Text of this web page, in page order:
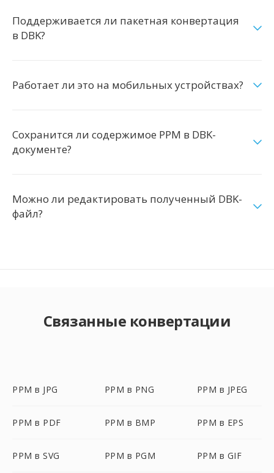
Поддерживается ли пакетная конвертация
в DBK?
Работает ли это на мобильных устройствах?
Сохранится ли содержимое PPM в DBK-
документе?
Можно ли редактировать полученный DBK-
файл?
Связанные конвертации
PPM в JPG PPM в PNG PPM в JPEG
PPM в PDF PPM в BMP PPM в EPS
PPM в SVG PPM в PGM PPM в GIF